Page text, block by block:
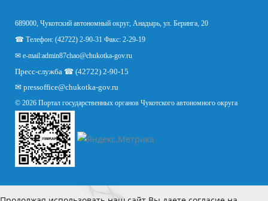
689000, Чукотский автономный округ, Анадырь, ул. Беринга, 20
☎ Телефон: (42722) 2-90-31 Факс: 2-29-19
✉ e-mail:admin87chao@chukotka-gov.ru
Пресс-служба ☎ (42722) 2-90-15
✉ pressoffice@chukotka-gov.ru
© 2026 Портал государственных органов Чукотского автономного округа